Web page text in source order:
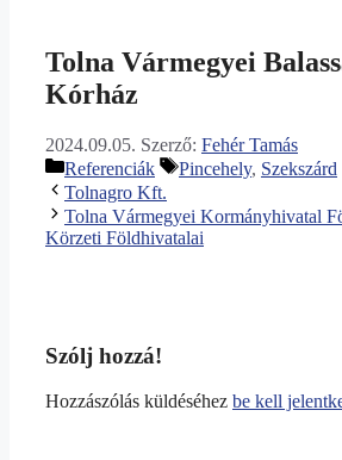
Tolna Vármegyei
Kórház
2024.09.05. Szerző: Fehér Tamás
Kategória
Referenciák Címkék
Pincehely, Szekszárd
Tolnagro Kft.
Tolna Vármegyei Kormányhivatal
Körzeti Földhivatalai
Szólj hozzá!
Hozzászólás küldéséhez be kell